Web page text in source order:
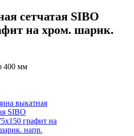
сетчатая SIBO
на хром. шарик.
400 мм